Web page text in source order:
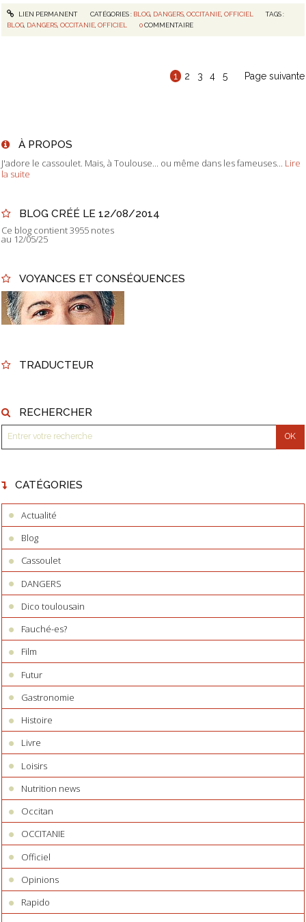
LIEN PERMANENT CATÉGORIES : BLOG, DANGERS, OCCITANIE, OFFICIEL
TAGS :
BLOG, DANGERS,OCCITANIE,OFFICIEL 0 COMMENTAIRE
1 2 3 4 5 Page suivante
À PROPOS
J'adore le cassoulet. Mais, à Toulouse... ou même dans les fameuses...
Lire
la suite
BLOG CRÉÉ LE 12/08/2014
Ce blog contient 3955 notes
au 12/05/25
VOYANCES ET CONSÉQUENCES
TRADUCTEUR
RECHERCHER
CATÉGORIES
Actualité
Blog
Cassoulet
DANGERS
Dico toulousain
Fauché-es?
Film
Futur
Gastronomie
Histoire
Livre
Loisirs
Nutrition news
Occitan
OCCITANIE
Officiel
Opinions
Rapido